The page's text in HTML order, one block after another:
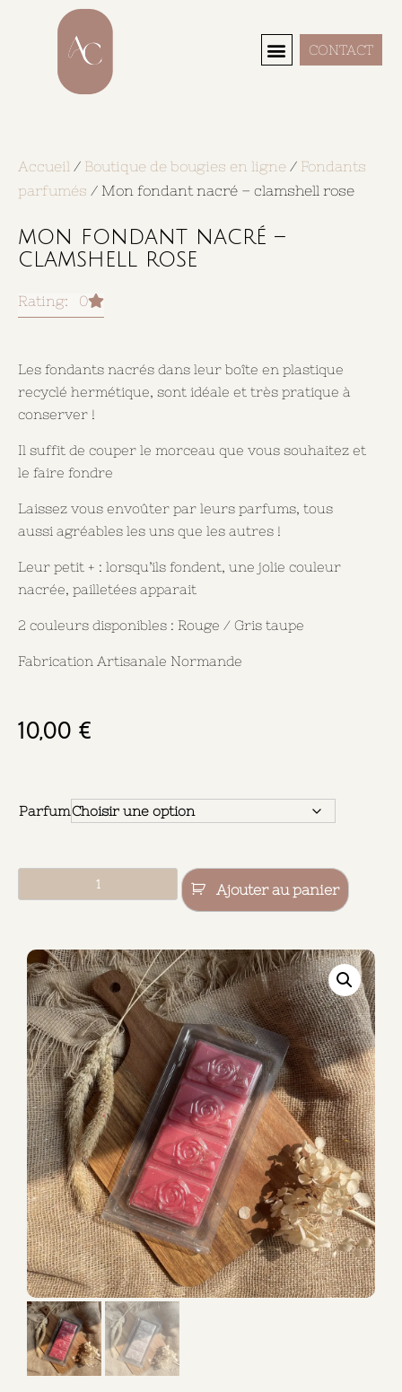
CONTACT
Accueil / Boutique de bougies en ligne / Fondants
parfumés / Mon fondant nacré – clamshell rose
mon fondant nacré –
clamshell rose
Rating: 0
Les fondants nacrés dans leur boîte en plastique
recyclé hermétique, sont idéale et très pratique à
conserver !
Il suffit de couper le morceau que vous souhaitez et
le faire fondre
Laissez vous envoûter par leurs parfums, tous
aussi agréables les uns que les autres !
Leur petit + : lorsqu’ils fondent, une jolie couleur
nacrée, pailletées apparait
2 couleurs disponibles : Rouge / Gris taupe
Fabrication Artisanale Normande
10,00 €
Parfum
Ajouter au panier